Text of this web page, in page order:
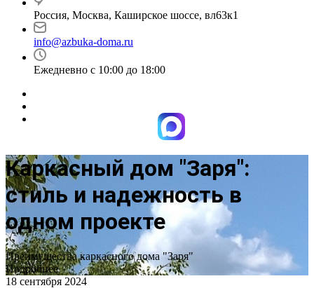
Россия, Москва, Каширское шоссе, вл63к1
info@azbuka-doma.ru
Ежедневно с 10:00 до 18:00
Каркасный дом "Заря":
стиль и надежность в
одном проекте
Преимущества каркасного дома "Заря"
Подробнее
18 сентября 2024